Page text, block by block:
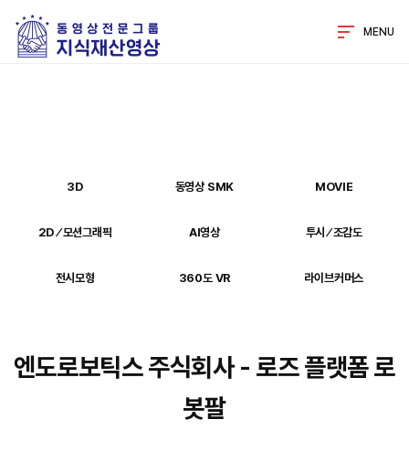
MENU
3D 동영상 SMK MOVIE
2D ⁄ 모션그래픽 AI영상 투시 ⁄ 조감도
전시모형 360도 VR 라이브커머스
엔도로보틱스 주식회사 - 로즈 플랫폼 로
봇팔